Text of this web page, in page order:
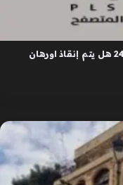
موعد عرض مسلسل المؤسس اورهان الحلقة 24 هل يتم إنقاذ اورهان